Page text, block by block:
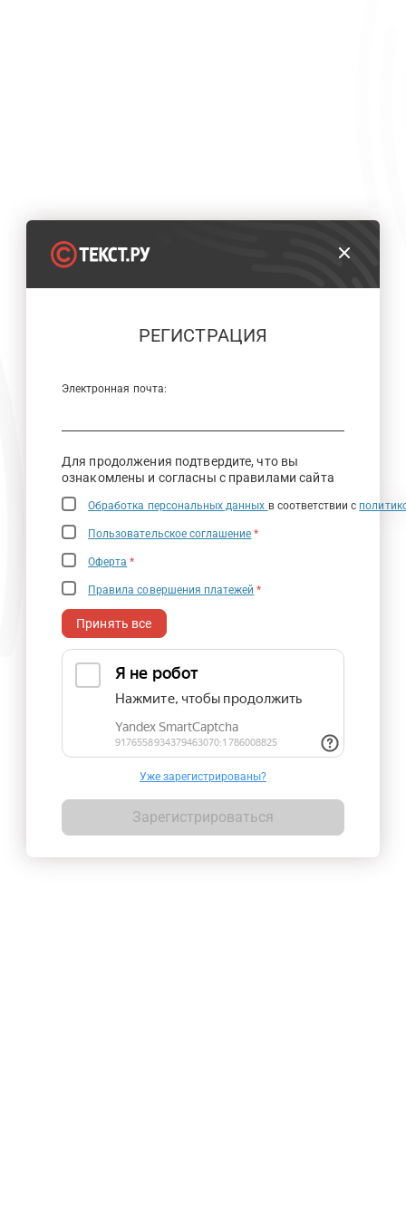
РЕГИСТРАЦИЯ
Электронная почта:
Для продолжения подтвердите, что вы
ознакомлены и согласны с правилами сайта
Обработка персональных данных в соответствии с
Пользовательское соглашение *
Оферта *
Правила совершения платежей *
Принять все
Уже зарегистрированы?
Зарегистрироваться